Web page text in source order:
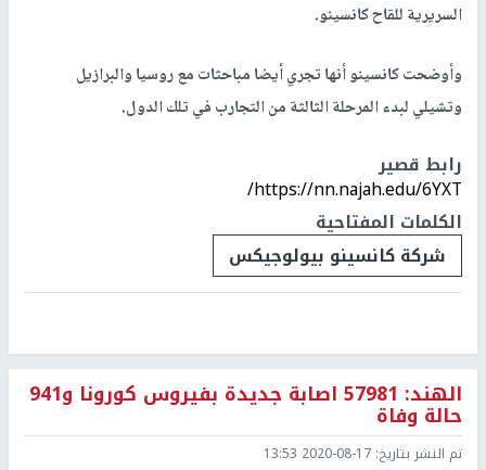
السريرية للقاح كانسينو.
وأوضحت كانسينو أنها تجري أيضا مباحثات مع روسيا والبرازيل
وتشيلي لبدء المرحلة الثالثة من التجارب في تلك الدول.
رابط قصير
https://nn.najah.edu/6YXT/
الكلمات المفتاحية
شركة كانسينو بيولوجيكس
الهند: 57981 اصابة جديدة بفيروس كورونا و941
حالة وفاة
تم النشر بتاريخ: 2020-08-17 13:53